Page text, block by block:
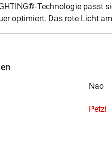
Technologie
optimiert. Das rote Licht
Nao
Petzl